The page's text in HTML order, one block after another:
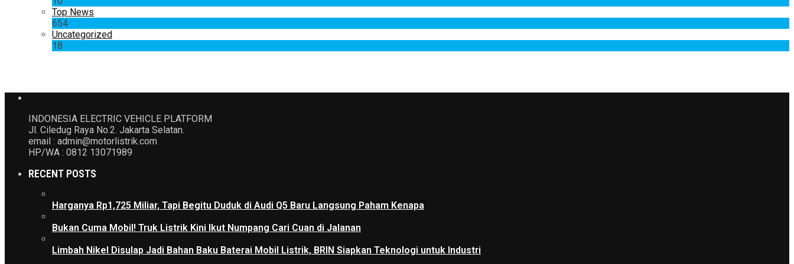
Top News
654
Uncategorized
18
INDONESIA ELECTRIC VEHICLE PLATFORM
Jl. Ciledug Raya No.2. Jakarta Selatan.
email : admin@motorlistrik.com
HP/WA : 0812 13071989
RECENT POSTS
Harganya Rp1,725 Miliar, Tapi Begitu Duduk di Audi Q5 Baru Langsung Paham Kenapa
Bukan Cuma Mobil! Truk Listrik Kini Ikut Numpang Cari Cuan di Jalanan
Limbah Nikel Disulap Jadi Bahan Baku Baterai Mobil Listrik, BRIN Siapkan Teknologi untuk Industri